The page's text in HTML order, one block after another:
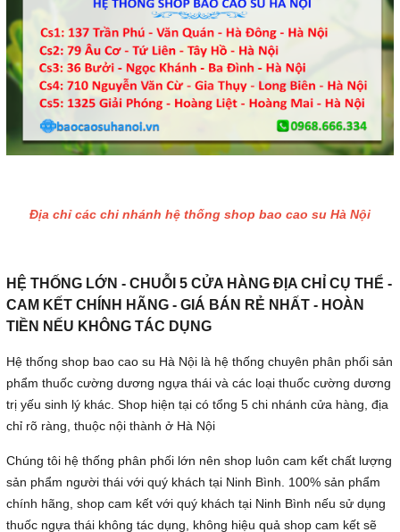
Địa chỉ các chi nhánh hệ thống shop bao cao su Hà Nội
HỆ THỐNG LỚN - CHUỖI 5 CỬA HÀNG ĐỊA CHỈ CỤ THỂ -
CAM KẾT CHÍNH HÃNG - GIÁ BÁN RẺ NHẤT - HOÀN
TIỀN NẾU KHÔNG TÁC DỤNG
Hệ thống shop bao cao su Hà Nội là hệ thống chuyên phân phối sản
phẩm thuốc cường dương ngựa thái và các loại thuốc cường dương
trị yếu sinh lý khác. Shop hiện tại có tổng 5 chi nhánh cửa hàng, địa
chỉ rõ ràng, thuộc nội thành ở Hà Nội
Chúng tôi hệ thống phân phối lớn nên shop luôn cam kết chất lượng
sản phẩm người thái với quý khách tại Ninh Bình. 100% sản phẩm
chính hãng, shop cam kết với quý khách tại Ninh Bình nếu sử dụng
thuốc ngựa thái không tác dụng, không hiệu quả shop cam kết sẽ